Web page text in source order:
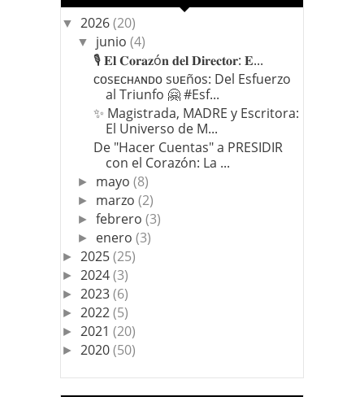
▼ 2026(20)
▼ junio(4)
🎙️ 𝐄𝐥 𝐂𝐨𝐫𝐚𝐳ó𝐧 𝐝𝐞𝐥 𝐃𝐢𝐫𝐞𝐜𝐭𝐨𝐫: 𝐄...
ᴄᴏsᴇᴄʜᴀɴᴅᴏ sᴜᴇñᴏs: Del Esfuerzo
al Triunfo 🤗 #Esf...
​✨ Magistrada, MADRE y Escritora:
El Universo de M...
​De "Hacer Cuentas" a PRESIDIR
con el Corazón: La ...
► mayo(8)
► marzo(2)
►febrero(3)
► enero(3)
► 2025(25)
► 2024(3)
► 2023(6)
► 2022(5)
► 2021 (20)
► 2020(50)